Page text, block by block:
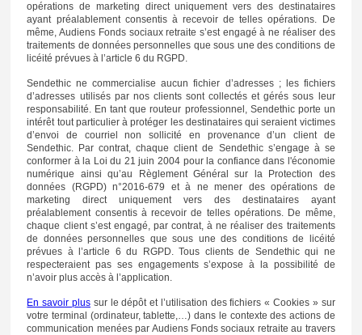
opérations de marketing direct uniquement vers des destinataires
ayant préalablement consentis à recevoir de telles opérations. De
même, Audiens Fonds sociaux retraite s’est engagé à ne réaliser des
traitements de données personnelles que sous une des conditions de
licéité prévues à l’article 6 du RGPD.
Sendethic ne commercialise aucun fichier d’adresses ; les fichiers
d’adresses utilisés par nos clients sont collectés et gérés sous leur
responsabilité. En tant que routeur professionnel, Sendethic porte un
intérêt tout particulier à protéger les destinataires qui seraient victimes
d’envoi de courriel non sollicité en provenance d’un client de
Sendethic. Par contrat, chaque client de Sendethic s’engage à se
conformer à la Loi du 21 juin 2004 pour la confiance dans l'économie
numérique ainsi qu’au Règlement Général sur la Protection des
données (RGPD) n°2016-679 et à ne mener des opérations de
marketing direct uniquement vers des destinataires ayant
préalablement consentis à recevoir de telles opérations. De même,
chaque client s’est engagé, par contrat, à ne réaliser des traitements
de données personnelles que sous une des conditions de licéité
prévues à l’article 6 du RGPD. Tous clients de Sendethic qui ne
respecteraient pas ses engagements s’expose à la possibilité de
n’avoir plus accès à l’application.
En savoir plus sur le dépôt et l’utilisation des fichiers « Cookies » sur
votre terminal (ordinateur, tablette,…) dans le contexte des actions de
communication menées par Audiens Fonds sociaux retraite au travers